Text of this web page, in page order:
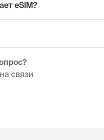
eSIM?
связи